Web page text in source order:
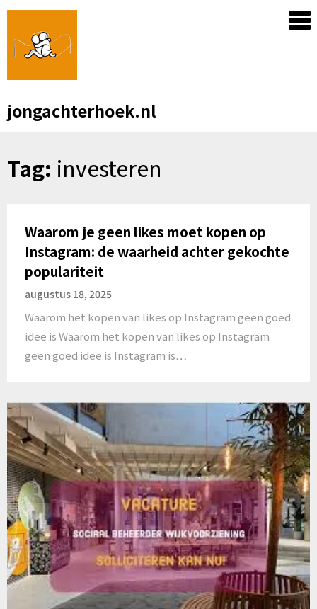
Skip
content
jongachterhoek.nl
Tag: investeren
Waarom je geen likes moet kopen op
Instagram: de waarheid achter gekochte
populariteit
augustus 18, 2025
Waarom het kopen van likes op Instagram geen goed
idee is Waarom het kopen van likes op Instagram
geen goed idee is Instagram is…